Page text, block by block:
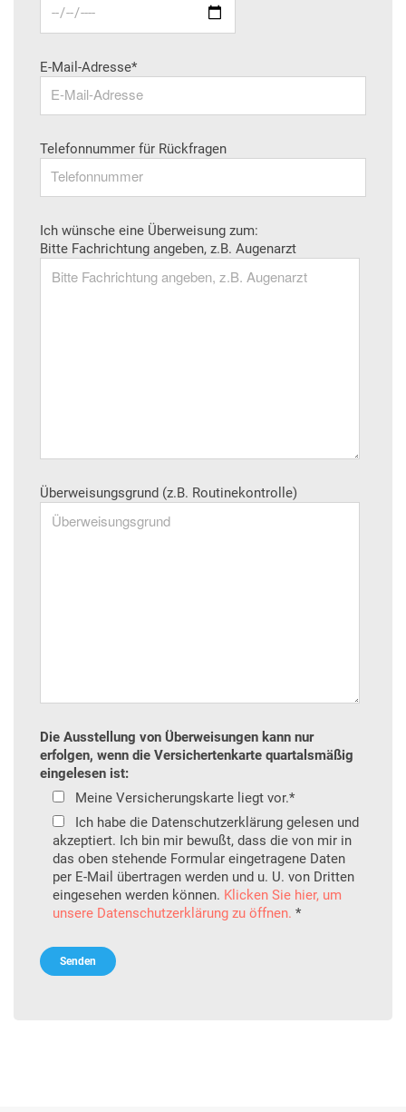
E-Mail-Adresse*
Telefonnummer für Rückfragen
Ich wünsche eine Überweisung zum:
Bitte Fachrichtung angeben, z.B. Augenarzt
Überweisungsgrund (z.B. Routinekontrolle)
Die Ausstellung von Überweisungen kann nur
erfolgen, wenn die Versichertenkarte quartalsmäßig
eingelesen ist:
Meine Versicherungskarte liegt vor.*
Ich habe die Datenschutzerklärung gelesen und
akzeptiert. Ich bin mir bewußt, dass die von mir in
das oben stehende Formular eingetragene Daten
per E-Mail übertragen werden und u. U. von Dritten
eingesehen werden können. Klicken Sie hier, um
unsere Datenschutzerklärung zu öffnen. *